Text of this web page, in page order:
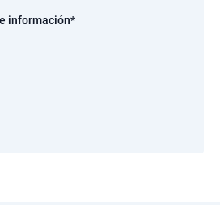
información*